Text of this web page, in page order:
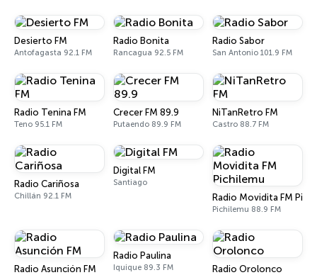
Desierto FM
Antofagasta 92.1 FM
Radio Bonita
Rancagua 92.5 FM
Radio Sabor
San Antonio 101.9 FM
Radio Tenina FM
Teno 95.1 FM
Crecer FM 89.9
Putaendo 89.9 FM
NiTanRetro FM
Castro 88.7 FM
Radio Cariñosa
Chillán 92.1 FM
Digital FM
Santiago
Radio Movidita FM
Pichilemu 88.9 FM
Radio Asunción FM
Radio Paulina
Iquique 89.3 FM Radio Orolonco